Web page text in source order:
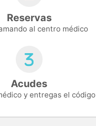
Reservas
al centro médico
Acudes
y entregas el código